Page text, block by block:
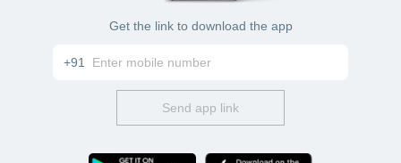
Get the link to download the app
+91
Send app link